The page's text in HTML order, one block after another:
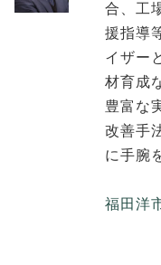
合、工
援指導
イザー
材育成
豊富な
改善手
に手腕
福田洋